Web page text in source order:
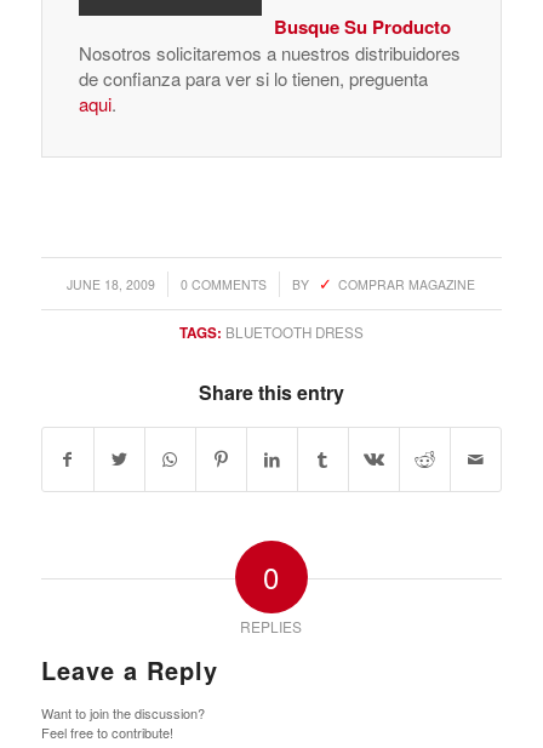
Busque Su Producto
Nosotros solicitaremos a nuestros distribuidores
de confianza para ver si lo tienen, preguenta
aqui.
JUNE 18, 2009
/ 0 COMMENTS
/ BY COMPRAR MAGAZINE
TAGS: BLUETOOTH DRESS
Share this entry
0
REPLIES
Leave a Reply
Want to join the discussion?
Feel free to contribute!